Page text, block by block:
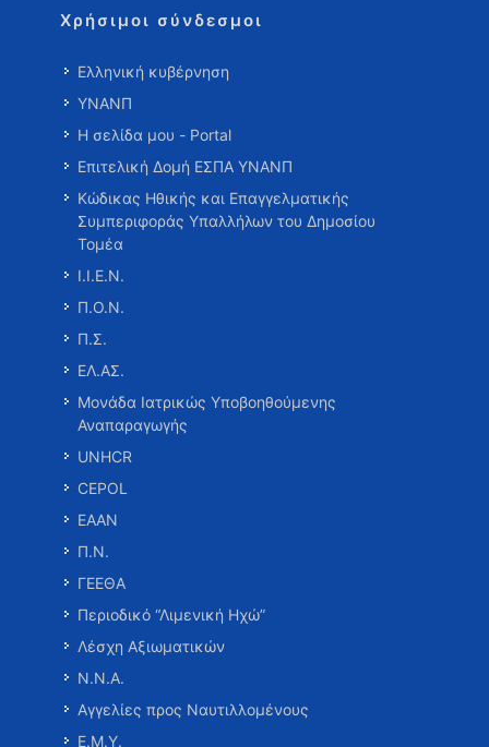
Χρήσιμοι σύνδεσμοι
Ελληνική κυβέρνηση
ΥΝΑΝΠ
Η σελίδα μου - Portal
Επιτελική Δομή ΕΣΠΑ ΥΝΑΝΠ
Κώδικας Ηθικής και Επαγγελματικής
Συμπεριφοράς Υπαλλήλων του Δημοσίου
Τομέα
Ι.Ι.Ε.Ν.
Π.Ο.Ν.
Π.Σ.
ΕΛ.ΑΣ.
Μονάδα Ιατρικώς Υποβοηθούμενης
Αναπαραγωγής
UNHCR
CEPOL
ΕΑΑΝ
Π.Ν.
ΓΕΕΘΑ
Περιοδικό “Λιμενική Ηχώ”
Λέσχη Αξιωματικών
Ν.Ν.Α.
Αγγελίες προς Ναυτιλλομένους
Ε.Μ.Υ.